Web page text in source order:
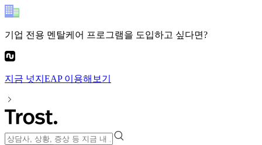
기업 전용 멘탈케어 프로그램을 도입하고 싶다면?
지금 넛지EAP이용해보기